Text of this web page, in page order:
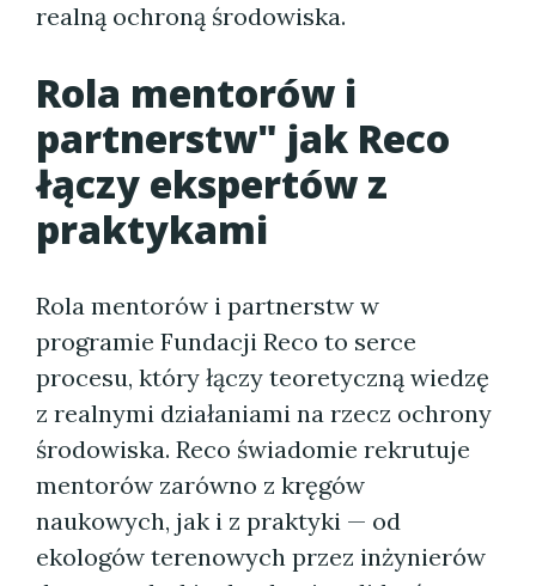
realną ochroną środowiska.
Rola mentorów i
partnerstw" jak Reco
łączy ekspertów z
praktykami
Rola mentorów i partnerstw w
programie Fundacji Reco to serce
procesu, który łączy teoretyczną wiedzę
z realnymi działaniami na rzecz ochrony
środowiska. Reco świadomie rekrutuje
mentorów zarówno z kręgów
naukowych, jak i z praktyki — od
ekologów terenowych przez inżynierów